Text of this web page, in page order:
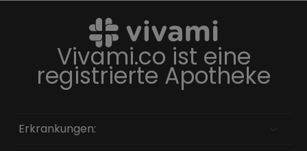
Vivami.co ist eine
registrierte Apotheke
Erkrankungen: